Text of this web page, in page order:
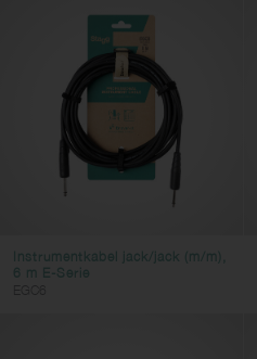
Instrumentkabel jack/jack (m/m),
6 m E-Serie